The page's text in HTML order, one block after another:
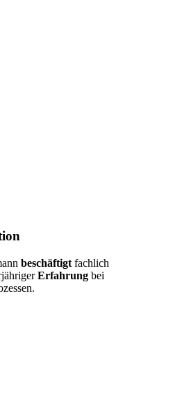
beschäftigt fachlich
Erfahrung bei